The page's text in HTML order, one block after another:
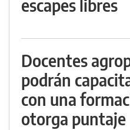
escapes libres
Docentes
podrán
con una
otorga puntaje